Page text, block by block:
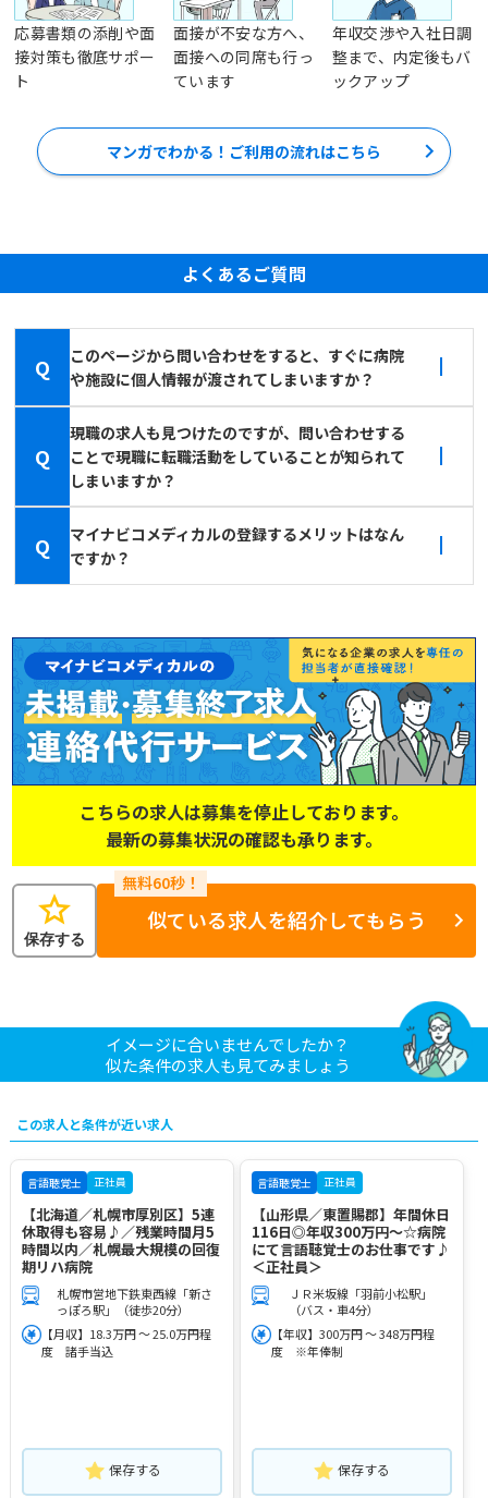
応募書類の添削や面
接対策も徹底サポー
ト
面接が不安な方へ、
面接への同席も行っ
ています
年収交渉や入社日調
整まで、内定後もバ
ックアップ
マンガでわかる！ご利用の流れはこちら
よくあるご質問
Q
このページから問い合わせをすると、すぐに病院
や施設に個人情報が渡されてしまいますか？
Q
現職の求人も見つけたのですが、問い合わせする
ことで現職に転職活動をしていることが知られて
しまいますか？
Q
マイナビコメディカルの登録するメリットはなん
ですか？
こちらの求人は募集を停止しております。
最新の募集状況の確認も承ります。
star
保存する
似ている求人を紹介してもらう
イメージに合いませんでしたか？
似た条件の求人も見てみましょう
この求人と条件が近い求人
言語聴覚士 正社員
【北海道／札幌市厚別区】5連
休取得も容易♪／残業時間月5
時間以内／札幌最大規模の回復
期リハ病院
札幌市営地下鉄東西線「新さ
っぽろ駅」（徒歩20分）
【月収】18.3万円 ～ 25.0万円程
度 諸手当込
保存する
言語聴覚士 正社員
【山形県／東置賜郡】年間休日
116日◎年収300万円～☆病院
にて言語聴覚士のお仕事です♪
＜正社員＞
ＪＲ米坂線「羽前小松駅」
（バス・車4分）
【年収】300万円 ～ 348万円程
度 ※年俸制
保存する